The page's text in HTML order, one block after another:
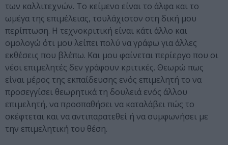
των καλλιτεχνών. Το κείμενο είναι το άλφα και το
ωμέγα της επιμέλειας, τουλάχιστον στη δική μου
περίπτωση. Η τεχνοκριτική είναι κάτι άλλο και
ομολογώ ότι μου λείπει πολύ να γράφω για άλλες
εκθέσεις που βλέπω. Και μου φαίνεται περίεργο που οι
νέοι επιμελητές δεν γράφουν κριτικές. Θεωρώ πως
είναι μέρος της εκπαίδευσης ενός επιμελητή το να
προσεγγίσει θεωρητικά τη δουλειά ενός άλλου
επιμελητή, να προσπαθήσει να καταλάβει πώς το
σκέφτεται και να αντιπαρατεθεί ή να συμφωνήσει με
την επιμελητική του θέση.